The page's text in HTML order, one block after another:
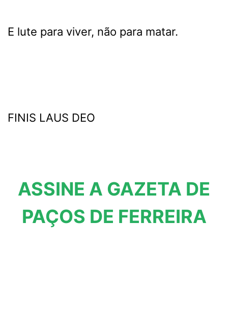
E lute para viver, não para matar.
FINIS LAUS DEO
ASSINE A GAZETA DE
PAÇOS DE FERREIRA